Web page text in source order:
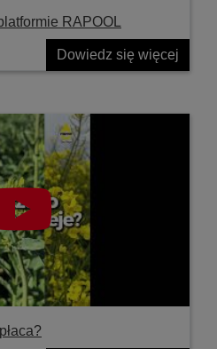
RAPOOL
Dowiedz się więcej